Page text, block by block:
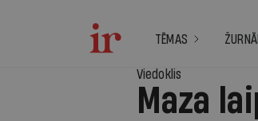
TĒMAS
Viedoklis
Maza